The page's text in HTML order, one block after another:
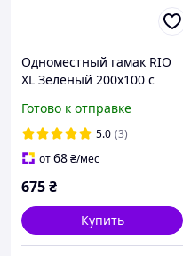
Одноместный гамак RIO
XL Зеленый 200х100 с
Готово к отправке
5.0 (3)
от68₴/мес
675₴
Купить